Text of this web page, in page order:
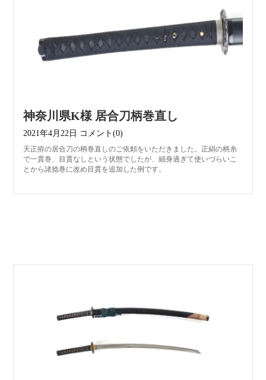
神奈川県K様 居合刀柄巻直し
2021年4月22日 コメント(0)
天正拵の居合刀の柄巻直しのご依頼をいただきました。正絹の柄糸
で一貫巻、目貫なしという状態でしたが、細身過ぎて使いづらいこ
とから諸捻巻に改め目貫を追加した例です。